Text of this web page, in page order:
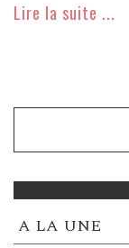
Lire la suite ...
A LA UNE